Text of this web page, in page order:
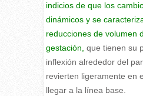
indicios de que los
dinámicos y se
reducciones de volumen
gestación, que tienen su
inflexión alrededor del
revierten ligeramente en
llegar a la línea base.